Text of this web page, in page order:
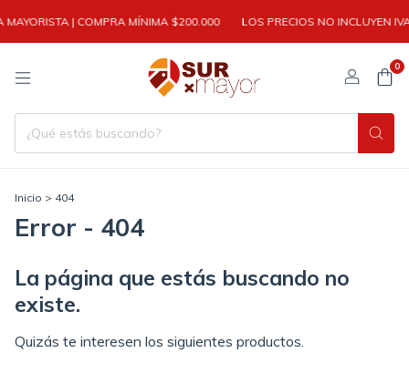
| COMPRA MÍNIMA $200.000 LOS PRECIOS NO INCLUYEN IVA
0
Inicio > 404
Error - 404
La página que estás buscando no
existe.
Quizás te interesen los siguientes productos.